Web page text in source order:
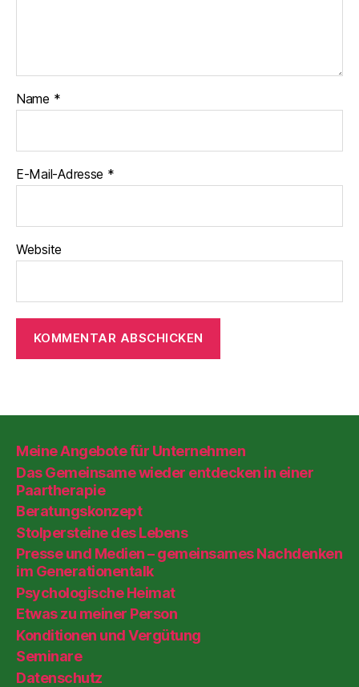
Name *
E-Mail-Adresse *
Website
Meine Angebote für Unternehmen
Das Gemeinsame wieder entdecken in einer
Paartherapie
Beratungskonzept
Stolpersteine des Lebens
Presse und Medien – gemeinsames Nachdenken
im Generationentalk
Psychologische Heimat
Etwas zu meiner Person
Konditionen und Vergütung
Seminare
Datenschutz